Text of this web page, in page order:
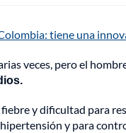
tiene una
veces, pero el
y dificultad para
y para